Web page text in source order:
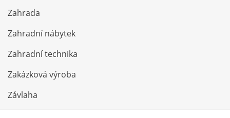
Zahrada
Zahradní nábytek
Zahradní technika
Zakázková výroba
Závlaha